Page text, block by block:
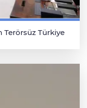
Terörsüz Türkiye